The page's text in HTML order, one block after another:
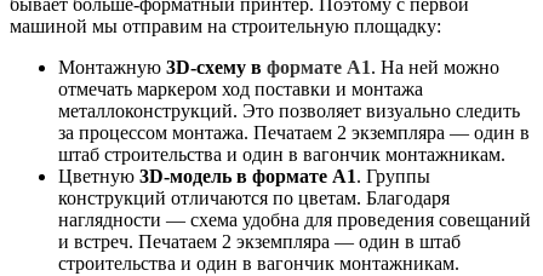
бывает больше-форматный принтер. Поэтому с первой
машиной мы отправим на строительную площадку:
Монтажную 3D-схему в формате А1. На ней можно
отмечать маркером ход поставки и монтажа
металлоконструкций. Это позволяет визуально следить
за процессом монтажа. Печатаем 2 экземпляра — один в
штаб строительства и один в вагончик монтажникам.
Цветную 3D-модель в формате А1. Группы
конструкций отличаются по цветам. Благодаря
наглядности — схема удобна для проведения совещаний
и встреч. Печатаем 2 экземпляра — один в штаб
строительства и один в вагончик монтажникам.